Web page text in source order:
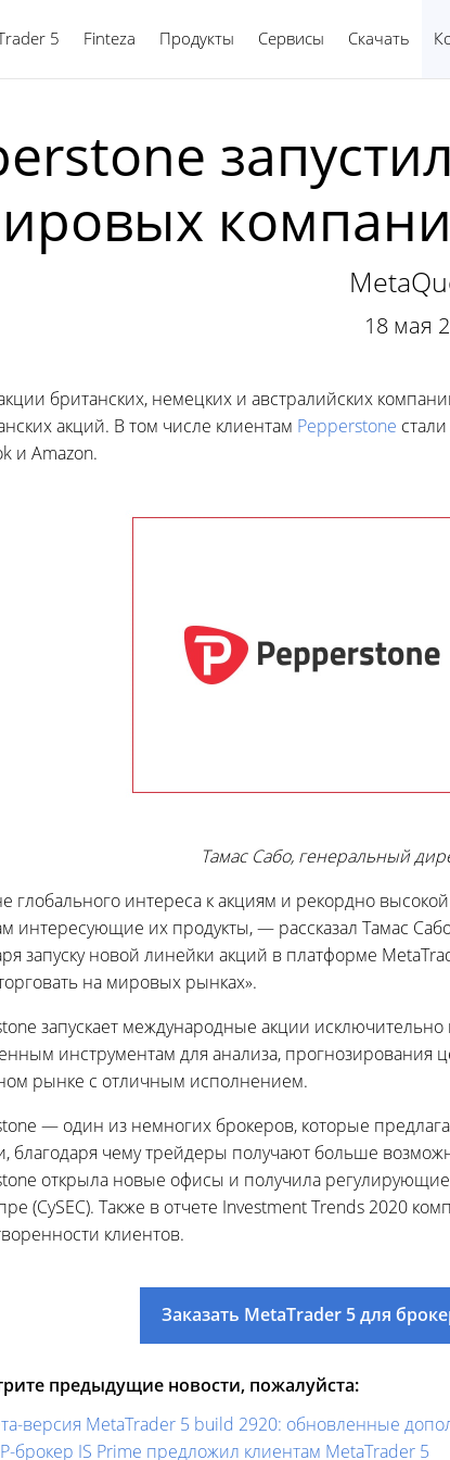
5 Finteza Продукты Сервисы Скачать
18 мая
британских, немецких и австралийских
акций. В том числе клиентам Pepperstone
и Amazon.
Тамас Сабо, генеральный
глобального интереса к акциям и рекордно
интересующие их продукты, — рассказал Тамас
запуску новой линейки акций в платформе
на мировых рынках».
запускает международные акции
инструментам для анализа, прогнозирования
рынке с отличным исполнением.
— один из немногих брокеров, которые
благодаря чему трейдеры получают больше
открыла новые офисы и получила
(CySEC). Также в отчете Investment Trends 2020
клиентов.
Заказать MetaTrader 5 для
предыдущие новости, пожалуйста:
версия MetaTrader 5 build 2920: обновленные
брокер IS Prime предложил клиентам MetaTrader 5